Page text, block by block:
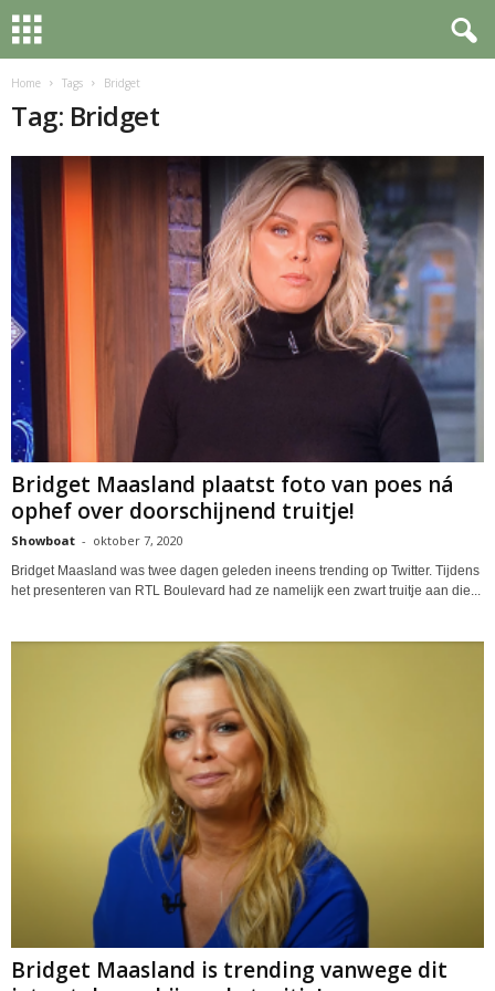
Home Tags Bridget
Tag: Bridget
Bridget Maasland plaatst foto van poes ná
ophef over doorschijnend truitje!
Showboat - oktober 7, 2020
Bridget Maasland was twee dagen geleden ineens trending op Twitter. Tijdens
het presenteren van RTL Boulevard had ze namelijk een zwart truitje aan die...
Bridget Maasland is trending vanwege dit